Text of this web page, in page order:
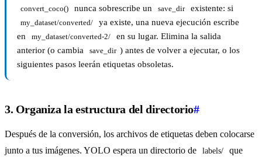
convert_coco() nunca sobrescribe un save_dir existente: si
my_dataset/converted/
ya existe, una nueva ejecución escribe
en
my_dataset/converted-2/
en su lugar. Elimina la salida
anterior (o cambia
save_dir ) antes de volver a ejecutar, o los
siguientes pasos leerán etiquetas obsoletas.
3. Organiza la estructura del directorio#
Después de la conversión, los archivos de etiquetas deben colocarse
junto a tus imágenes. YOLO espera un directorio de
labels/
que